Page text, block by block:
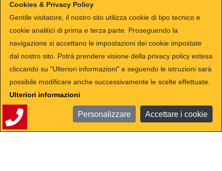
FIAT
TESLA
ALFA ROMEO
HYUNDAI
KIA
PEUGEOT
JEEP
SMART
TOYOTA
SUZUKI
HYUNDAI
CITROEN
LANCIA
CUPRA
Cookies & Privacy Policy
Gentile visitatore, il nostro sito utilizza cookie di tipo tecnico e
cookie analitici di prima e terza parte. Proseguendo la
navigazione si accettano le impostazioni dei cookie impostate
dal nostro sito. Potrà prendere visione della privacy policy estesa
cliccando su "Ulteriori informazioni" e seguendo le istruzioni sarà
possibile modificare anche successivamente le scelte effettuate.
Ulteriori informazioni
Personalizzare Accettare i cookie